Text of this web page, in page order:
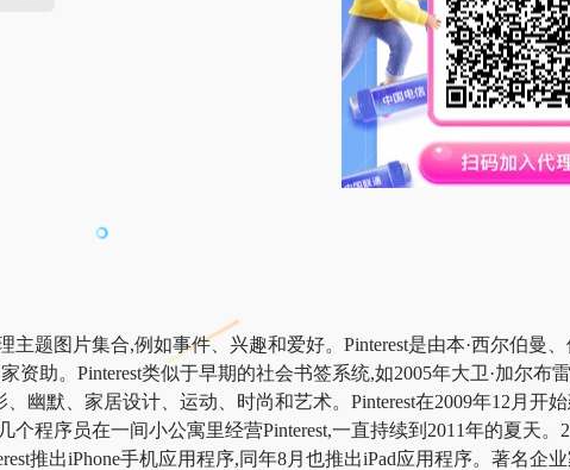
题图片集合,例如事件、兴趣和爱好。Pinterest是由本·西尔伯曼
助。Pinterest类似于早期的社会书签系统,如2005年大卫·加尔布雷
幽默、家居设计、运动、时尚和艺术。Pinterest在2009年12月开
程序员在一间小公寓里经营Pinterest,一直持续到2011年的夏天。
推出iPhone手机应用程序,同年8月也推出iPad应用程序。著名企